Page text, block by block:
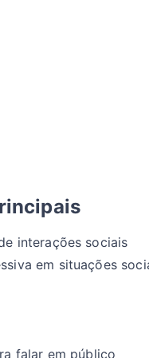
interações sociais
em situações
falar em público